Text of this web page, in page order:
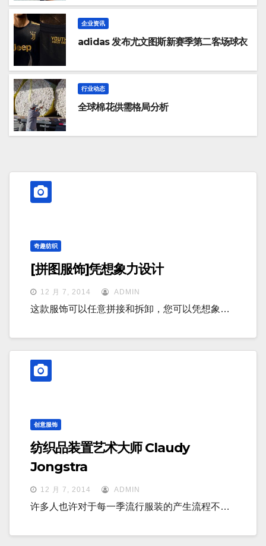
企业资讯
adidas 发布尤文图斯新赛季第二客场球衣
行业动态
全球棉花供需格局分析
奇趣纺织
[拼图服饰]凭想象力设计
12 月 7, 2014 ADMIN
这款服饰可以任意拼接和拆卸，您可以凭想象…
创意服饰
纺织品装置艺术大师 Claudy
Jongstra
12 月 7, 2014 ADMIN
许多人也许对于每一季流行服装的产生流程不…